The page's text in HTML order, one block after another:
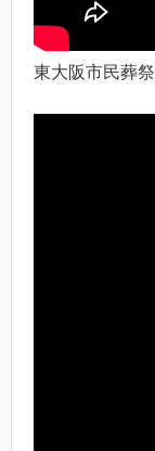
東大阪市民葬祭